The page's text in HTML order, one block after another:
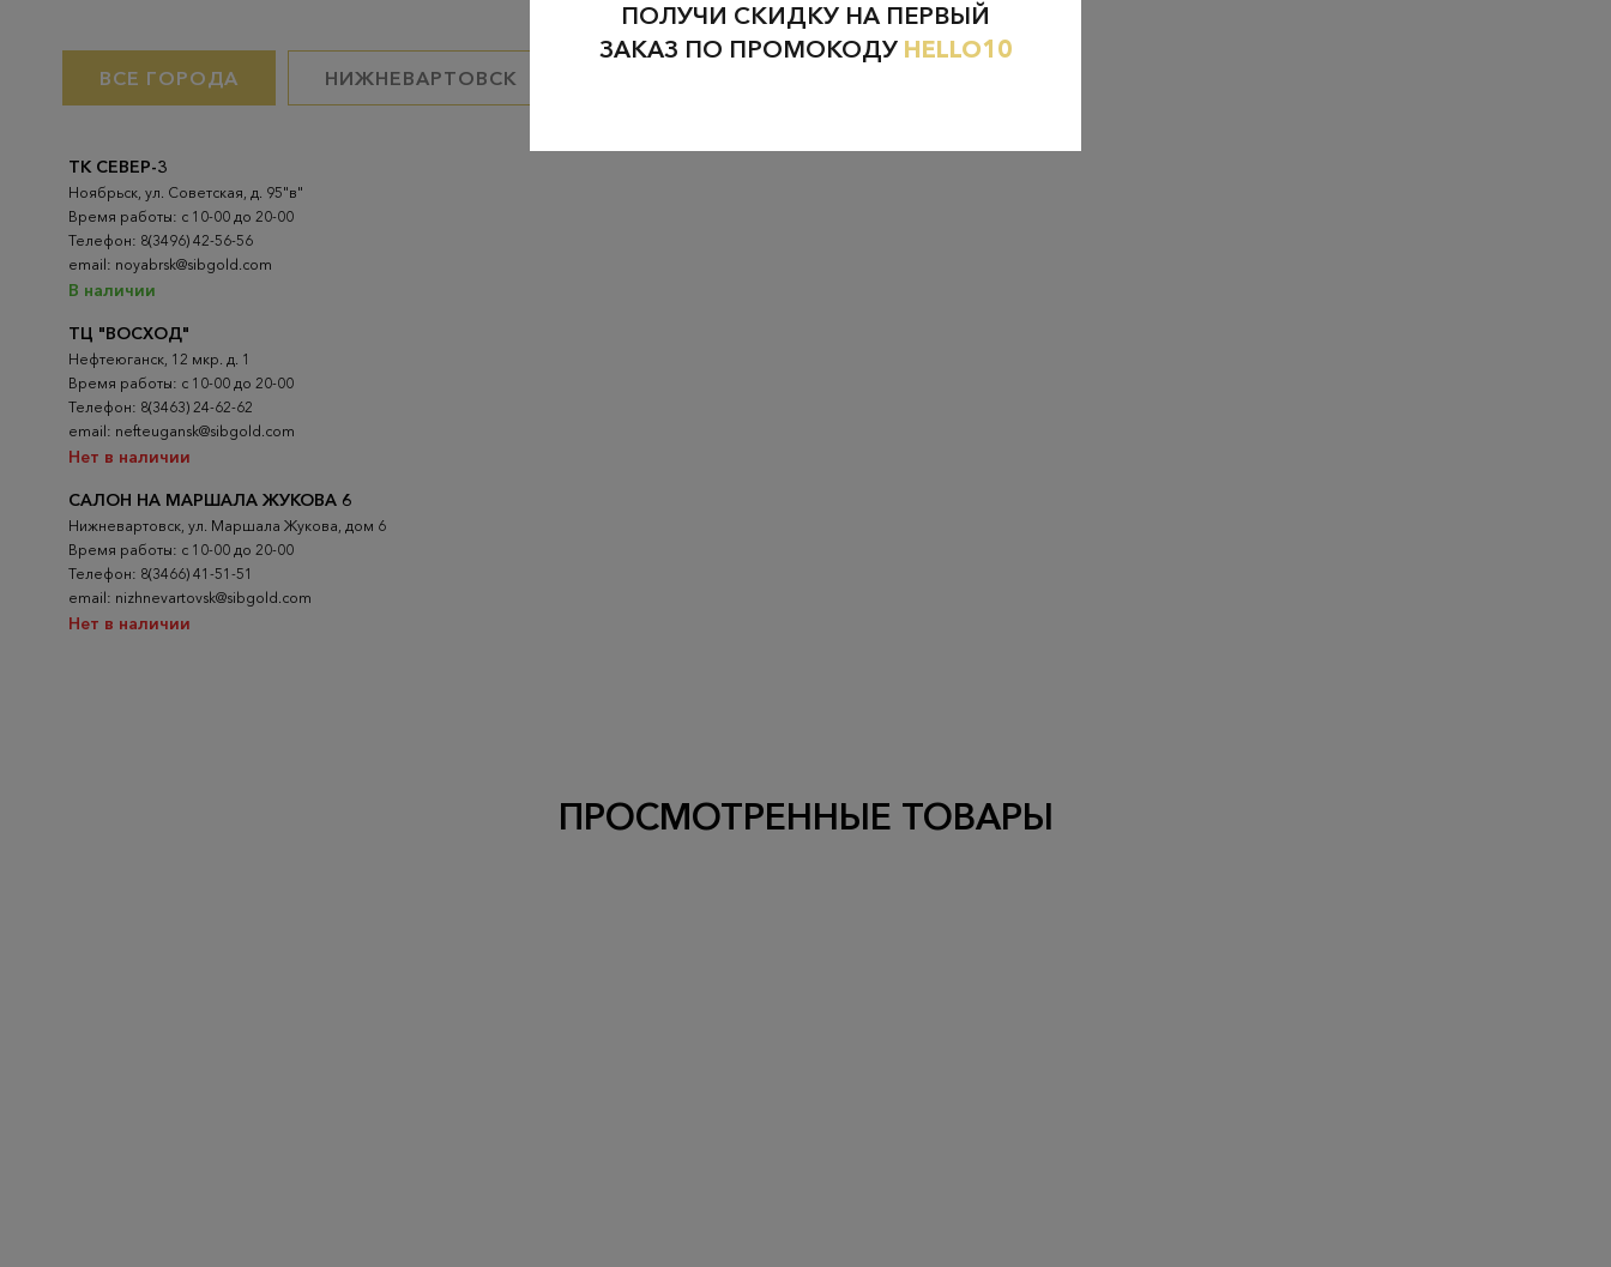
ВСЕ ГОРОДА НИЖНЕВАРТОВСК
ТК СЕВЕР-3
Ноябрьск, ул. Советская, д. 95"в"
Время работы: с 10-00 до 20-00
Телефон: 8(3496) 42-56-56
email: noyabrsk@sibgold.com
В наличии
ТЦ "ВОСХОД"
Нефтеюганск, 12 мкр. д. 1
Время работы: с 10-00 до 20-00
Телефон: 8(3463) 24-62-62
email: nefteugansk@sibgold.com
Нет в наличии
САЛОН НА МАРШАЛА ЖУКОВА 6
Нижневартовск, ул. Маршала Жукова, дом 6
Время работы: с 10-00 до 20-00
Телефон: 8(3466) 41-51-51
email: nizhnevartovsk@sibgold.com
Нет в наличии
ПРОСМОТРЕННЫЕ ТОВАРЫ
ПОЛУЧИ СКИДКУ НА ПЕРВЫЙ
ЗАКАЗ ПО ПРОМОКОДУ HELLO10